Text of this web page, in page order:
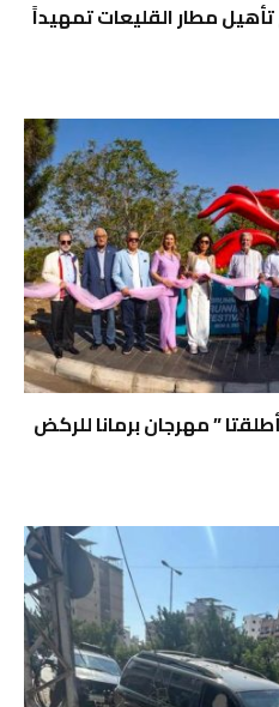
مطار القليعات تمهيداً
” مهرجان برمانا للركض